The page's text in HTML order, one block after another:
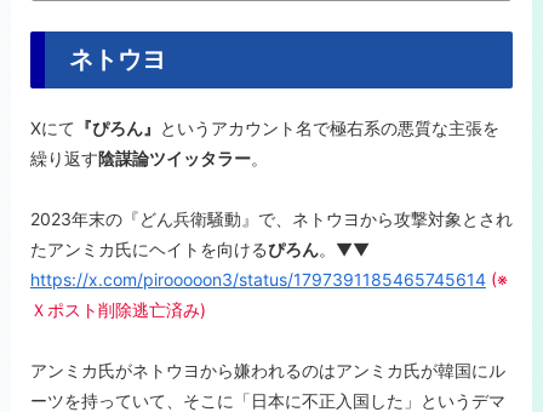
ネトウヨ
Xにて 『ぴろん』 というアカウント名で極右系の悪質な主張を
繰り返す陰謀論ツイッタラー。
2023年末の『どん兵衛騒動』で、ネトウヨから攻撃対象とされ
たアンミカ氏にヘイトを向けるぴろん。▼▼
https://x.com/pirooooon3/status/1797391185465745614 (※
Ｘポスト削除逃亡済み)
アンミカ氏がネトウヨから嫌われるのはアンミカ氏が韓国にル
ーツを持っていて、そこに「日本に不正入国した」というデマ